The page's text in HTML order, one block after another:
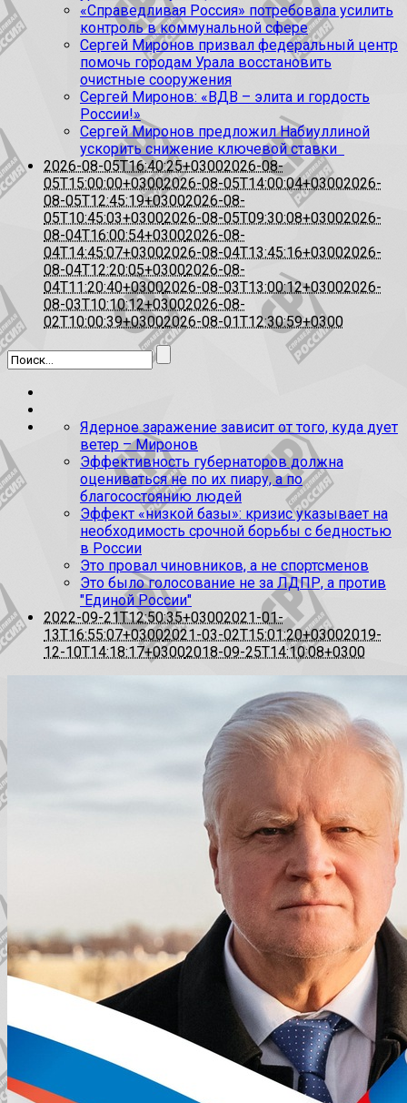
«Справедливая Россия» потребовала усилить
контроль в коммунальной сфере
Сергей Миронов призвал федеральный центр
помочь городам Урала восстановить
очистные сооружения
Сергей Миронов: «ВДВ – элита и гордость
России!»
Сергей Миронов предложил Набиуллиной
ускорить снижение ключевой ставки
2026-08-05T16:40:25+03002026-08-
05T15:00:00+03002026-08-05T14:00:04+03002026-
08-05T12:45:19+03002026-08-
05T10:45:03+03002026-08-05T09:30:08+03002026-
08-04T16:00:54+03002026-08-
04T14:45:07+03002026-08-04T13:45:16+03002026-
08-04T12:20:05+03002026-08-
04T11:20:40+03002026-08-03T13:00:12+03002026-
08-03T10:10:12+03002026-08-
02T10:00:39+03002026-08-01T12:30:59+0300
Ядерное заражение зависит от того, куда дует
ветер – Миронов
Эффективность губернаторов должна
оцениваться не по их пиару, а по
благосостоянию людей
Эффект «низкой базы»: кризис указывает на
необходимость срочной борьбы с бедностью
в России
Это провал чиновников, а не спортсменов
Это было голосование не за ЛДПР, а против
"Единой России"
2022-09-21T12:50:35+03002021-01-
13T16:55:07+03002021-03-02T15:01:20+03002019-
12-10T14:18:17+03002018-09-25T14:10:08+0300